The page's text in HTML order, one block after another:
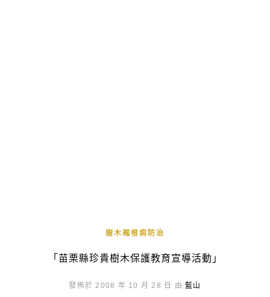
樹木褐根病防治
「苗栗縣珍貴樹木保護教育宣導活動」
發佈於 2008 年 10 月 28 日 由 藍山